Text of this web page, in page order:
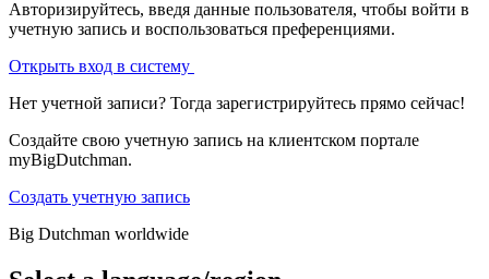
Авторизируйтесь, введя данные пользователя, чтобы войти в
учетную запись и воспользоваться преференциями.
Открыть вход в систему
Нет учетной записи? Тогда зарегистрируйтесь прямо сейчас!
Создайте свою учетную запись на клиентском портале
myBigDutchman.
Создать учетную запись
Big Dutchman worldwide